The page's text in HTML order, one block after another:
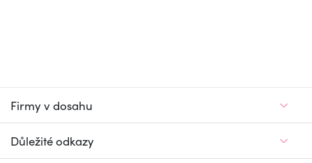
Firmy v dosahu
Důležité odkazy